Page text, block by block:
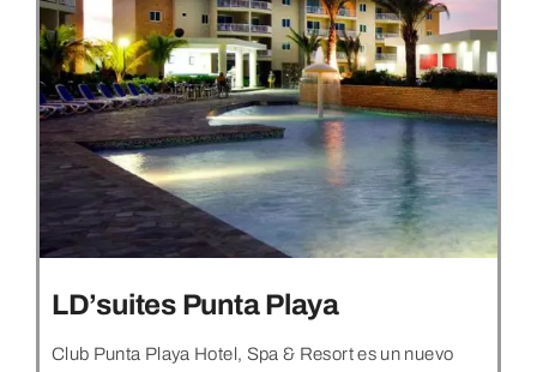
LD’suites Punta Playa
Club Punta Playa Hotel, Spa & Resort es un nuevo